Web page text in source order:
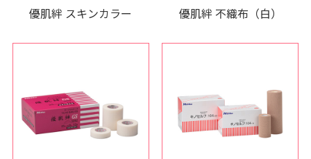
優肌絆 スキンカラー 優肌絆 不織布（白）